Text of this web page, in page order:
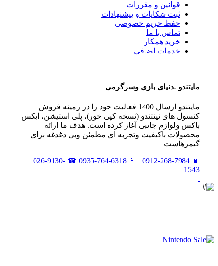
قوانین و مقررات
ثبت شکایات و پیشنهادات
حفظ حریم خصوصی
تماس با ما
خرید همکار
خدمات اضافی
مايتندو -دنياى بازى وسرگرمى
مايتندو ازسال 1400 فعاليت خود را در زمينه فروش
كنسول هاى نينتندو (نسخه كپى خور)، پلى استيشن، ايكس
باكس ولوازم جانبى آغاز كرده است. هدف ما ارائه
محصولات باكيفيت وتجربه اى مطمئن وبى دغدغه براى
گيمرهاست.
📱
0912-268-7984
📱
0935-764-6318
☎
026-9130-
1543